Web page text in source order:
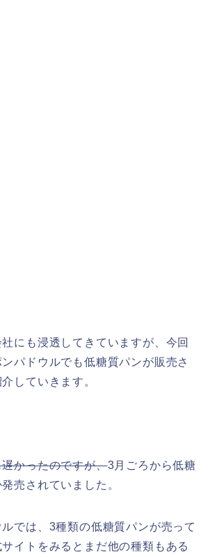
にも浸透してきていますが、今回
パドウルでも低糖質パンが販売さ
していきます。
かったのですが、3月ごろから低糖
売されていました。
では、3種類の低糖質パンが売って
イトをみるとまだ他の種類もある